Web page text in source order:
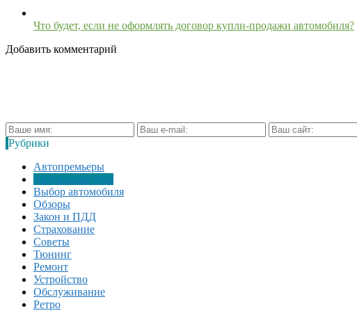
Что будет, если не оформлять договор купли-продажи автомобиля?
Добавить комментарий
Рубрики
Автопремьеры
Актуальная тема
Выбор автомобиля
Обзоры
Закон и ПДД
Страхование
Советы
Тюнинг
Ремонт
Устройство
Обслуживание
Ретро